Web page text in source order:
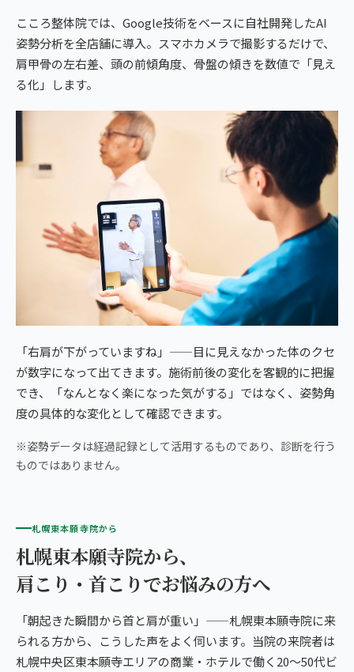
こころ整体院では、Google技術をベースに自社開発したAI
姿勢分析を全店舗に導入。スマホカメラで撮影するだけで、
肩甲骨の左右差、頭の前傾角度、骨盤の傾きを数値で「見え
る化」します。
「右肩が下がっていますね」——目に見えなかった体のクセ
が数字になって出てきます。施術前後の変化を客観的に把握
でき、「なんとなく楽になった気がする」ではなく、姿勢角
度の具体的な変化として確認できます。
※姿勢データは経過記録として活用するものであり、診断を行う
ものではありません。
札幌東本願寺院から
札幌東本願寺院から、
肩こり・首こりでお悩みの方へ
「朝起きた瞬間から首と肩が重い」——札幌東本願寺院に来
られる方から、こうした声をよく伺います。当院の来院者は
札幌中央区東本願寺エリアの商業・ホテルで働く20〜50代ビ